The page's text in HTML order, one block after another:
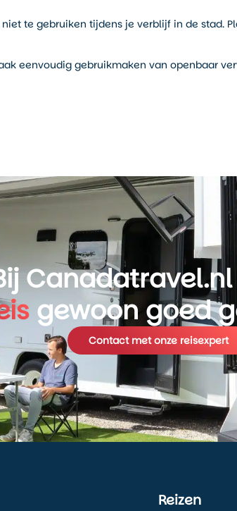
te gebruiken tijdens je verblijf in de stad.
eenvoudig gebruikmaken van openbaar
gewoon goed
Contact met onze reisexpert
Reizen